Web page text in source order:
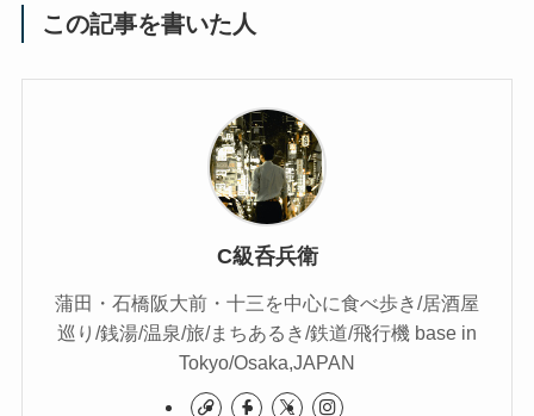
この記事を書いた人
C級呑兵衛
蒲田・石橋阪大前・十三を中心に食べ歩き/居酒屋
巡り/銭湯/温泉/旅/まちあるき/鉄道/飛行機 base in
Tokyo/Osaka,JAPAN